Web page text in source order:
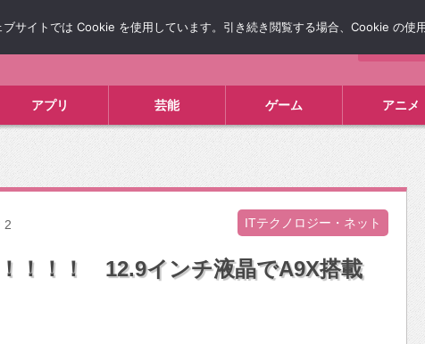
アプリ 芸能 ゲーム アニメ
2 ITテクノロジー・ネット
！！！ 12.9インチ液晶でA9X搭載
サイトでは Cookie を使用しています。引き続き閲覧する場合、Cookie の使